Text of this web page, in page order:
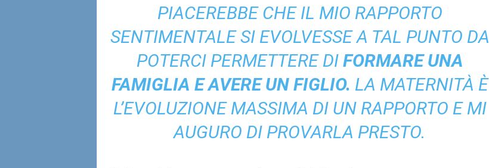
PIACEREBBE CHE IL MIO RAPPORTO
SENTIMENTALE SI EVOLVESSE A TAL PUNTO DA
POTERCI PERMETTERE DI FORMARE UNA
FAMIGLIA E AVERE UN FIGLIO. LA MATERNITÀ È
L’EVOLUZIONE MASSIMA DI UN RAPPORTO E MI
AUGURO DI PROVARLA PRESTO.